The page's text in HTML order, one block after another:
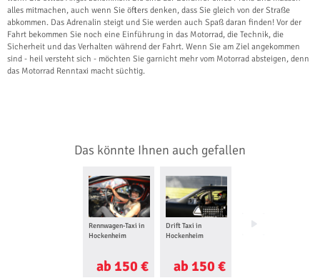
alles mitmachen, auch wenn Sie öfters denken, dass Sie gleich von der Straße
abkommen. Das Adrenalin steigt und Sie werden auch Spaß daran finden! Vor der
Fahrt bekommen Sie noch eine Einführung in das Motorrad, die Technik, die
Sicherheit und das Verhalten während der Fahrt. Wenn Sie am Ziel angekommen
sind - heil versteht sich - möchten Sie garnicht mehr vom Motorrad absteigen, denn
das Motorrad Renntaxi macht süchtig.
Das könnte Ihnen auch gefallen
Rennwagen-Taxi in
Hockenheim
ab 150 €
Drift Taxi in
Hockenheim
ab 150 €
Kart fahren in